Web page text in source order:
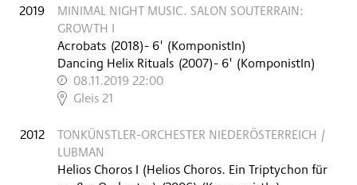
2019
MINIMAL NIGHT MUSIC. SALON SOUTERRAIN:
GROWTH I
Acrobats (2018)- 6' (KomponistIn)
Dancing Helix Rituals (2007)- 6' (KomponistIn)
08.11.2019 22:00
,
Gleis 21
2012
TONKÜNSTLER-ORCHESTER NIEDERÖSTERREICH /
LUBMAN
Helios Choros I (Helios Choros. Ein Triptychon für